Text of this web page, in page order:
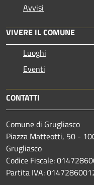
Avvisi
VIVERE IL COMUNE
Luoghi
Eventi
CONTATTI
Comune di Grugliasco
Piazza Matteotti, 50 -
Grugliasco
Codice Fiscale:
Partita IVA: